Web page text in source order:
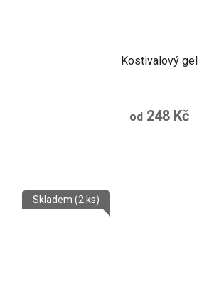
Kostivalový gel
od 248 Kč
Skladem (2 ks)